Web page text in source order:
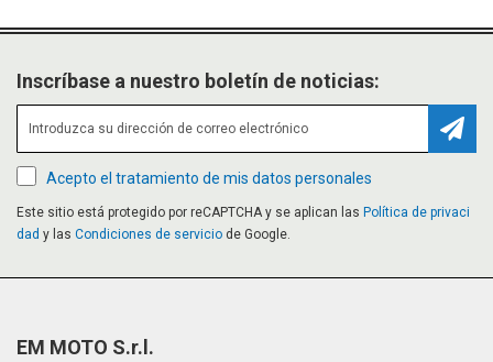
Inscríbase a nuestro boletín de noticias:
Acepto el tratamiento de mis datos personales
Este sitio está protegido por reCAPTCHA y se aplican las Política de privaci
dad y las Condiciones de servicio de Google.
EM MOTO S.r.l.